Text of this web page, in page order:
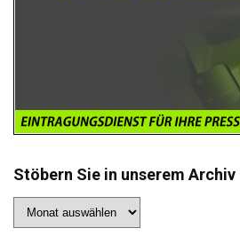
Stöbern Sie in unserem Archiv
Sie